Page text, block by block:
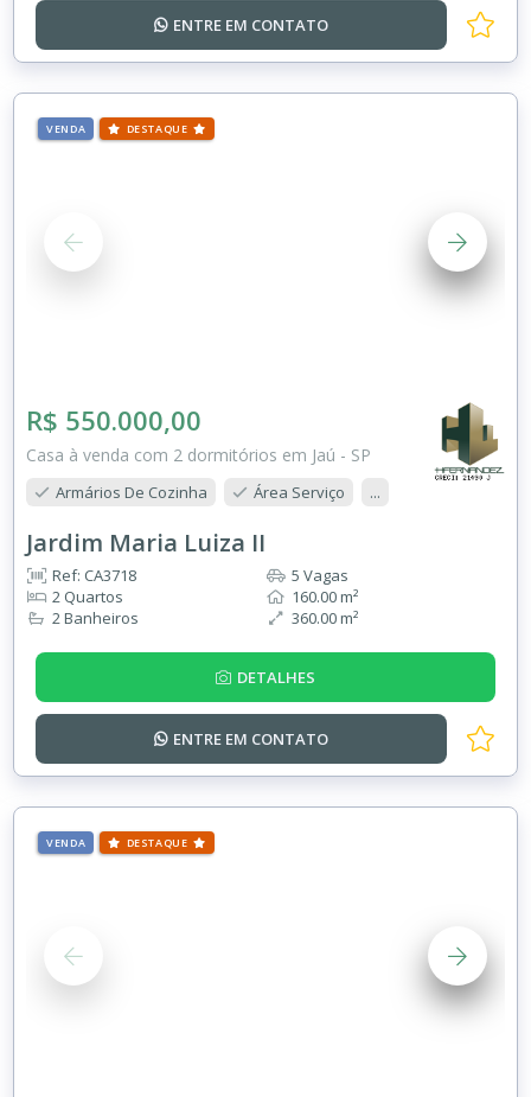
ENTRE EM CONTATO
VENDA DESTAQUE
R$ 550.000,00
Casa à venda com 2 dormitórios em Jaú - SP
Armários De Cozinha Área Serviço ...
Jardim Maria Luiza II
Ref: CA3718
2 Quartos
2 Banheiros
5 Vagas
160.00 m²
360.00 m²
DETALHES
ENTRE EM CONTATO
VENDA DESTAQUE